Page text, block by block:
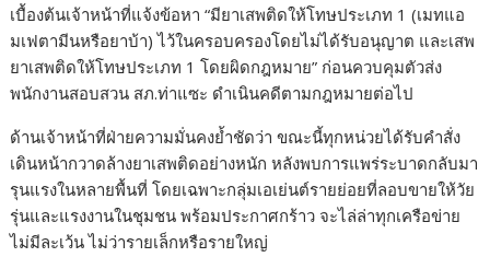
เบื้องต้นเจ้าหน้าที่แจ้งข้อหา “มียาเสพติดให้โทษประเภท 1 (เมทแอ
มเฟตามีนหรือยาบ้า) ไว้ในครอบครองโดยไม่ได้รับอนุญาต และเสพ
ยาเสพติดให้โทษประเภท 1 โดยผิดกฎหมาย” ก่อนควบคุมตัวส่ง
พนักงานสอบสวน สภ.ท่าแซะ ดำเนินคดีตามกฎหมายต่อไป
ด้านเจ้าหน้าที่ฝ่ายความมั่นคงย้ำชัดว่า ขณะนี้ทุกหน่วยได้รับคำสั่ง
เดินหน้ากวาดล้างยาเสพติดอย่างหนัก หลังพบการแพร่ระบาดกลับมา
รุนแรงในหลายพื้นที่ โดยเฉพาะกลุ่มเอเย่นต์รายย่อยที่ลอบขายให้วัย
รุ่นและแรงงานในชุมชน พร้อมประกาศกร้าว จะไล่ล่าทุกเครือข่าย
ไม่มีละเว้น ไม่ว่ารายเล็กหรือรายใหญ่